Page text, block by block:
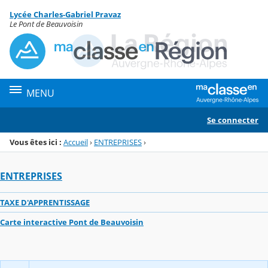
Menu de la rubrique
Contenu
Lycée Charles-Gabriel Pravaz
Le Pont de Beauvoisin
MENU
Se connecter
Vous êtes ici : Accueil› ENTREPRISES›
ENTREPRISES
TAXE D'APPRENTISSAGE
Carte interactive Pont de Beauvoisin